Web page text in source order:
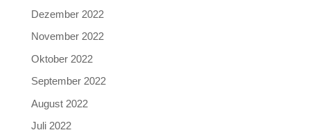
Dezember 2022
November 2022
Oktober 2022
September 2022
August 2022
Juli 2022